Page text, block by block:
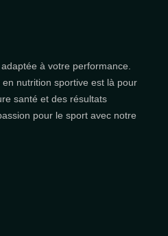
à votre performance.
nutrition sportive est là pour
santé et des résultats
pour le sport avec notre